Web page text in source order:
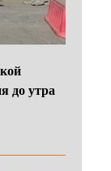
до утра